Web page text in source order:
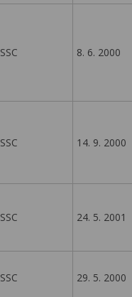
SSC 8. 6. 2000
SSC 14. 9. 2000
SSC 24. 5. 2001
SSC 29. 5. 2000